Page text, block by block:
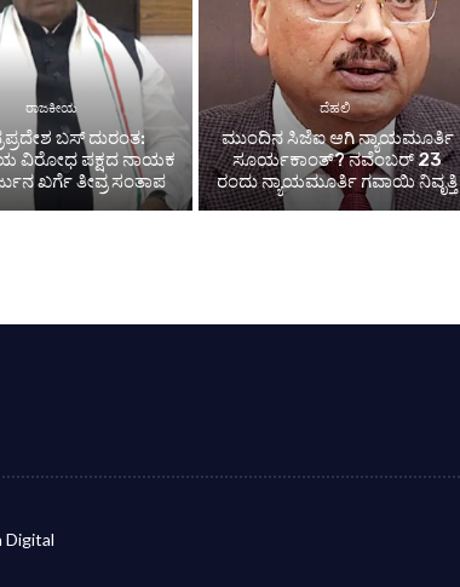
ರಾಜಕೀಯ
ಬಸ್ ದುರಂತ:
ವಿರೋಧ ಪಕ್ಷದ ನಾಯಕ
ಖರ್ಗೆ ತೀವ್ರ ಸಂತಾಪ
ದೆಹಲಿ
ಮುಂದಿನ ಸಿಜೆಐ ಆಗಿ ನ್ಯಾಯಮೂರ್ತಿ
ಸೂರ್ಯಕಾಂತ್? ನವೆಂಬರ್ 23
ರಂದು ನ್ಯಾಯಮೂರ್ತಿ ಗವಾಯಿ ನಿವೃತ್ತಿ
Digital